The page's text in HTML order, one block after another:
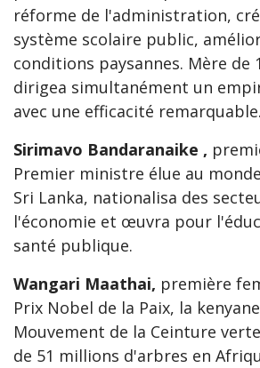
réforme de l'administration,
système scolaire public,
conditions paysannes. Mère de
dirigea simultanément un
avec une efficacité remarquable.
Sirimavo Bandaranaike ,
Premier ministre élue au
Sri Lanka, nationalisa des
l'économie et œuvra pour
santé publique.
Wangari Maathai, première
Prix Nobel de la Paix, la
Mouvement de la Ceinture
de 51 millions d'arbres en